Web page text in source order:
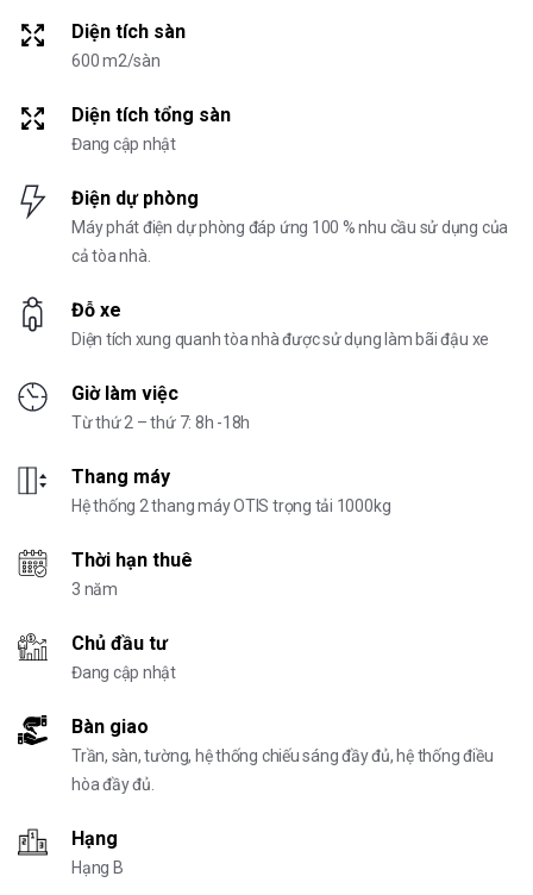
Diện tích sàn
600 m2/sàn
Diện tích tổng sàn
Đang cập nhật
Điện dự phòng
Máy phát điện dự phòng đáp ứng 100 % nhu cầu sử dụng của
cả tòa nhà.
Đỗ xe
Diện tích xung quanh tòa nhà được sử dụng làm bãi đậu xe
Giờ làm việc
Từ thứ 2 – thứ 7: 8h -18h
Thang máy
Hệ thống 2 thang máy OTIS trọng tải 1000kg
Thời hạn thuê
3 năm
Chủ đầu tư
Đang cập nhật
Bàn giao
Trần, sàn, tường, hệ thống chiếu sáng đầy đủ, hệ thống điều
hòa đầy đủ.
Hạng
Hạng B